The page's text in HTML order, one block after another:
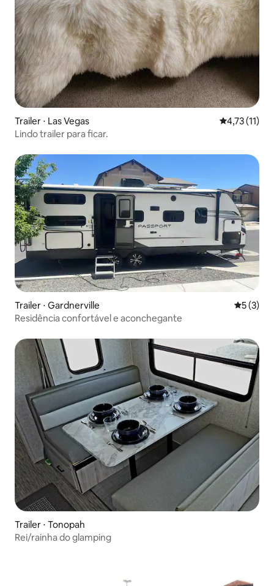
Trailer ⋅ Las Vegas 4,73 de uma
4,73 (11)
Lindo trailer para ficar.
Trailer ⋅ Gardnerville 5 de
5 (3)
Residência confortável e aconchegante
Trailer ⋅ Tonopah
Rei/rainha do glamping